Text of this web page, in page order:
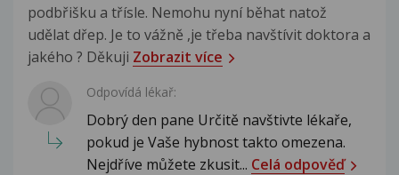
podbřišku a třísle. Nemohu nyní běhat natož
udělat dřep. Je to vážně ,je třeba navštívit doktora a
jakého ? Děkuji Zobrazit více
Odpovídá lékař:
Dobrý den pane Určitě navštivte lékaře,
pokud je Vaše hybnost takto omezena.
Nejdříve můžete zkusit... Celá odpověď